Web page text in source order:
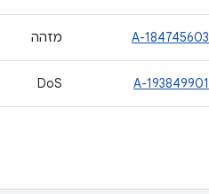
A-184745603 מזהה
A-193849901
DoS